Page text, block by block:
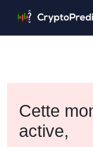
Cette
active,